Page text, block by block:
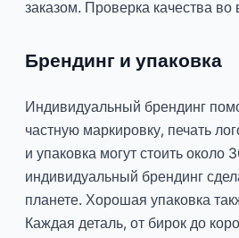
заказом. Проверка качества
Брендинг и упаковка
Индивидуальный брендинг
частную маркировку, печать
и упаковка могут стоить
индивидуальный брендинг
планете. Хорошая упаковка
Каждая деталь, от бирок до